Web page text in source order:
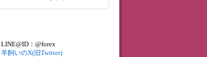
LINE@ID：@forex
羊飼いのX(旧Twitter)